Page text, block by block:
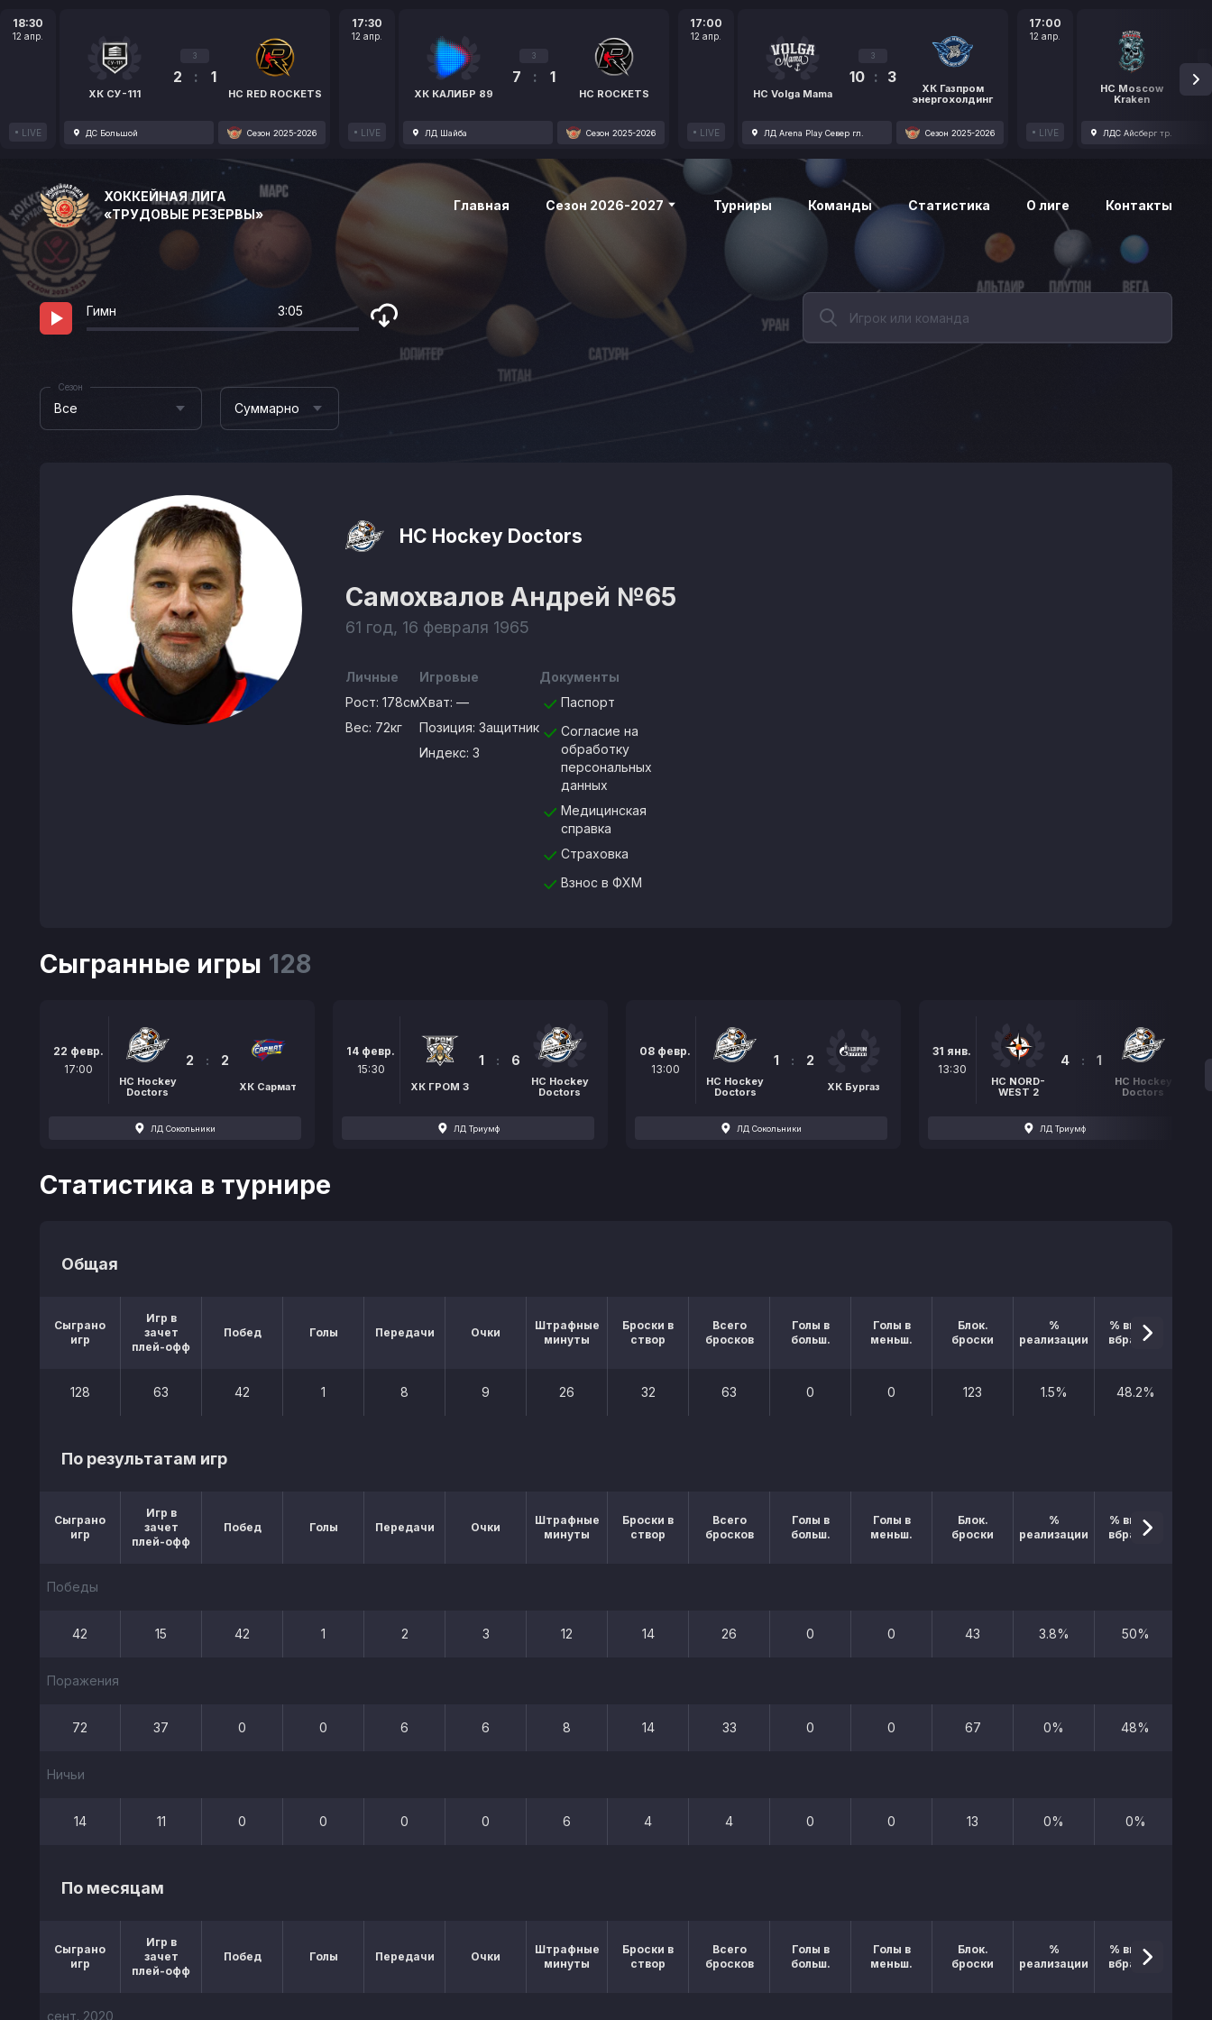
18:30
12 апр.
LIVE
ХК СУ-111
3
2 : 1
HC RED ROCKETS
ДС Большой Сезон 2025-2026
17:30
12 апр.
LIVE
ХК КАЛИБР 89
3
7 : 1
HC ROCKETS
ЛД Шайба Сезон 2025-2026
17:00
12 апр.
LIVE
HC Volga Mama
3
10 : 3
ХК Газпром
энергохолдинг
ЛД Arena Play Север гл. Сезон 2025-2026
17:00
12 апр.
LIVE
HC Moscow
Kraken
1
ЛДС Айсберг тр.
ХОККЕЙНАЯ ЛИГА
«ТРУДОВЫЕ РЕЗЕРВЫ»
Главная Сезон 2026-2027 Турниры Команды Статистика О лиге Контакты
Гимн 3:05
Все
Сезон
Суммарно
HC Hockey Doctors
Самохвалов Андрей №65
61 год, 16 февраля 1965
Личные
Рост: 178см
Вес: 72кг
Игровые
Хват: —
Позиция: Защитник
Индекс: 3
Документы
Паспорт
Согласие на
обработку
персональных
данных
Медицинская
справка
Страховка
Взнос в ФХМ
Сыгранные игры 128
22 февр.
17:00
HC Hockey
Doctors
2 : 2
ХК Сармат
ЛД Сокольники
14 февр.
15:30
ХК ГРОМ 3
1 : 6
HC Hockey
Doctors
ЛД Триумф
08 февр.
13:00
HC Hockey
Doctors
1 : 2
ХК Бургаз
ЛД Сокольники
31 янв.
13:30
HC NORD-
WEST 2
4 : 1
HC Hockey
Doctors
ЛД Триумф
Статистика в турнире
Общая
Сыграно
игр
Игр в
зачет
плей-офф
Побед Голы Передачи Очки
Штрафные
минуты
Броски в
створ
Всего
бросков
Голы в
больш.
Голы в
меньш.
Блок.
броски
%
реализации
% выигр.
вбрасыв.
128 63 42 1 8 9 26 32 63 0 0 123 1.5% 48.2%
По результатам игр
Сыграно
игр
Игр в
зачет
плей-офф
Побед Голы Передачи Очки
Штрафные
минуты
Броски в
створ
Всего
бросков
Голы в
больш.
Голы в
меньш.
Блок.
броски
%
реализации
% выигр.
вбрасыв.
Победы
42 15 42 1 2 3 12 14 26 0 0 43 3.8% 50%
Поражения
72 37 0 0 6 6 8 14 33 0 0 67 0% 48%
Ничьи
14 11 0 0 0 0 6 4 4 0 0 13 0% 0%
По месяцам
Сыграно
игр
Игр в
зачет
плей-офф
Побед Голы Передачи Очки
Штрафные
минуты
Броски в
створ
Всего
бросков
Голы в
больш.
Голы в
меньш.
Блок.
броски
%
реализации
% выигр.
вбрасыв.
сент. 2020